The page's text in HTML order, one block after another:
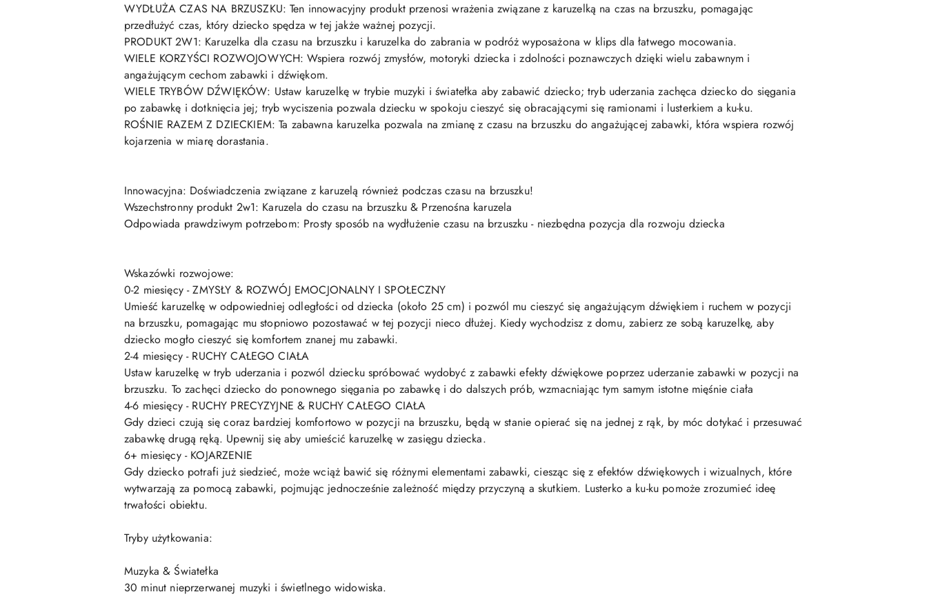
WYDŁUŻA CZAS NA BRZUSZKU: Ten innowacyjny produkt przenosi wrażenia związane z karuzelką na czas na brzuszku, pomagając
przedłużyć czas, który dziecko spędza w tej jakże ważnej pozycji.
PRODUKT 2W1: Karuzelka dla czasu na brzuszku i karuzelka do zabrania w podróż wyposażona w klips dla łatwego mocowania.
WIELE KORZYŚCI ROZWOJOWYCH: Wspiera rozwój zmysłów, motoryki dziecka i zdolności poznawczych dzięki wielu zabawnym i
angażującym cechom zabawki i dźwiękom.
WIELE TRYBÓW DŹWIĘKÓW: Ustaw karuzelkę w trybie muzyki i światełka aby zabawić dziecko; tryb uderzania zachęca dziecko do sięgania
po zabawkę i dotknięcia jej; tryb wyciszenia pozwala dziecku w spokoju cieszyć się obracającymi się ramionami i lusterkiem a ku-ku.
ROŚNIE RAZEM Z DZIECKIEM: Ta zabawna karuzelka pozwala na zmianę z czasu na brzuszku do angażującej zabawki, która wspiera rozwój
kojarzenia w miarę dorastania.
Innowacyjna: Doświadczenia związane z karuzelą również podczas czasu na brzuszku!
Wszechstronny produkt 2w1: Karuzela do czasu na brzuszku & Przenośna karuzela
Odpowiada prawdziwym potrzebom: Prosty sposób na wydłużenie czasu na brzuszku - niezbędna pozycja dla rozwoju dziecka
Wskazówki rozwojowe:
0-2 miesięcy - ZMYSŁY & ROZWÓJ EMOCJONALNY I SPOŁECZNY
Umieść karuzelkę w odpowiedniej odległości od dziecka (około 25 cm) i pozwól mu cieszyć się angażującym dźwiękiem i ruchem w pozycji
na brzuszku, pomagając mu stopniowo pozostawać w tej pozycji nieco dłużej. Kiedy wychodzisz z domu, zabierz ze sobą karuzelkę, aby
dziecko mogło cieszyć się komfortem znanej mu zabawki.
2-4 miesięcy - RUCHY CAŁEGO CIAŁA
Ustaw karuzelkę w tryb uderzania i pozwól dziecku spróbować wydobyć z zabawki efekty dźwiękowe poprzez uderzanie zabawki w pozycji na
brzuszku. To zachęci dziecko do ponownego sięgania po zabawkę i do dalszych prób, wzmacniając tym samym istotne mięśnie ciała
4-6 miesięcy - RUCHY PRECYZYJNE & RUCHY CAŁEGO CIAŁA
Gdy dzieci czują się coraz bardziej komfortowo w pozycji na brzuszku, będą w stanie opierać się na jednej z rąk, by móc dotykać i przesuwać
zabawkę drugą ręką. Upewnij się aby umieścić karuzelkę w zasięgu dziecka.
6+ miesięcy - KOJARZENIE
Gdy dziecko potrafi już siedzieć, może wciąż bawić się różnymi elementami zabawki, ciesząc się z efektów dźwiękowych i wizualnych, które
wytwarzają za pomocą zabawki, pojmując jednocześnie zależność między przyczyną a skutkiem. Lusterko a ku-ku pomoże zrozumieć ideę
trwałości obiektu.
Tryby użytkowania:
Muzyka & Światełka
30 minut nieprzerwanej muzyki i świetlnego widowiska.